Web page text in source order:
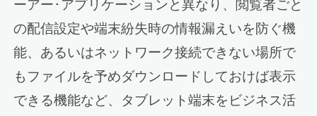
ーアー･アプリケーションと異なり、閲覧者ごと
の配信設定や端末紛失時の情報漏えいを防ぐ機
能、あるいはネットワーク接続できない場所で
もファイルを予めダウンロードしておけば表示
できる機能など、タブレット端末をビジネス活